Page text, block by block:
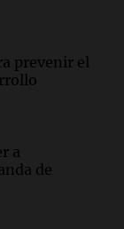
prevenir el
a
de